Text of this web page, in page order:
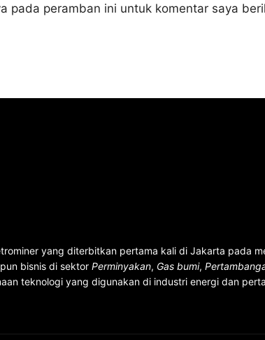
pada peramban ini untuk komentar saya
yang diterbitkan pertama kali di Jakarta pada
bisnis di sektor Perminyakan, Gas bumi,
teknologi yang digunakan di industri energi dan